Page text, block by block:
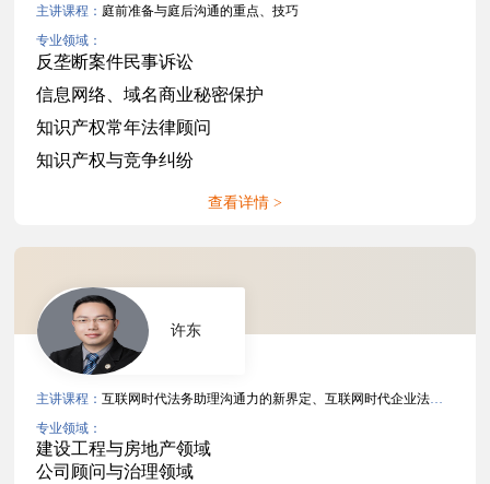
主讲课程： 庭前准备与庭后沟通的重点、技巧
专业领域：
反垄断案件民事诉讼
信息网络、域名商业秘密保护
知识产权常年法律顾问
知识产权与竞争纠纷
查看详情 >
主讲课程：互联网时代法务助理沟通力的新界定、互联网时代企业法务沟通力
专业领域：
建设工程与房地产领域
公司顾问与治理领域
许东